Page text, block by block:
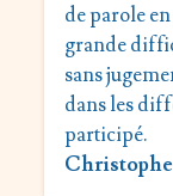
de parole
grande
sans
dans les
participé.
Christophe